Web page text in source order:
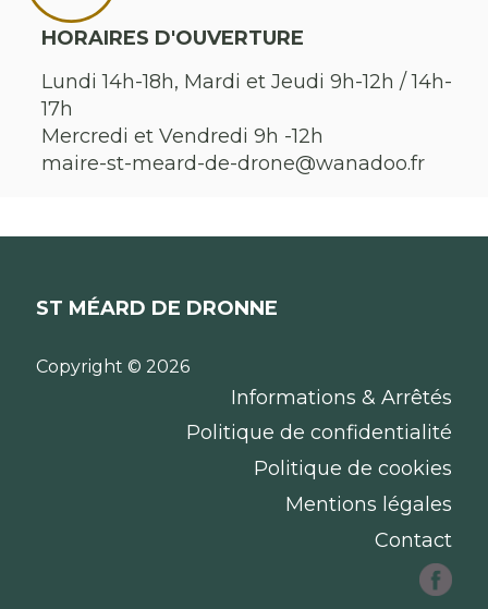
HORAIRES D'OUVERTURE
Lundi 14h-18h, Mardi et Jeudi 9h-12h / 14h-
17h
Mercredi et Vendredi 9h -12h
maire-st-meard-de-drone@wanadoo.fr
ST MÉARD DE DRONNE
Copyright © 2026
Informations & Arrêtés
Politique de confidentialité
Politique de cookies
Mentions légales
Contact